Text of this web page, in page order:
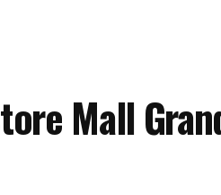
Mall